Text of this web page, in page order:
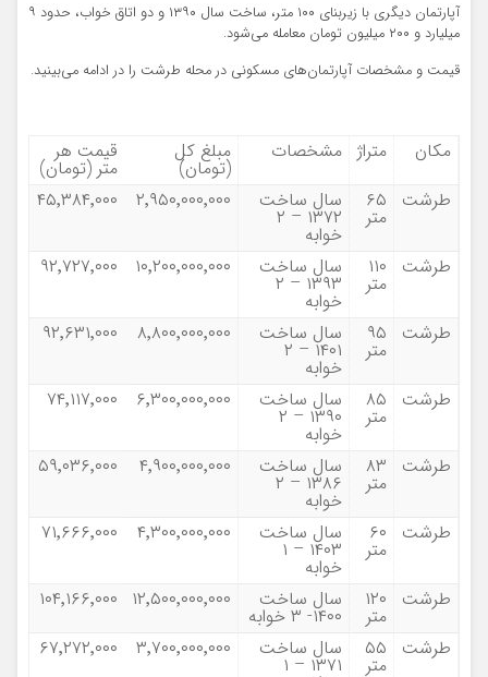
آپارتمان دیگری با زیربنای ۱۰۰ متر، ساخت سال ۱۳۹۰ و دو اتاق خواب، حدود ۹
میلیارد و ۲۰۰ میلیون تومان معامله می‌شود.
قیمت و مشخصات آپارتمان‌های مسکونی در محله طرشت را در ادامه می‌بینید.
مکان متراژ مشخصات مبلغ کل
(تومان)
قیمت هر
متر (تومان)
طرشت
۶۵
متر
سال ساخت
۱۳۷۲ – ۲
خوابه
۲٬۹۵۰٬۰۰۰٬۰۰۰ ۴۵٬۳۸۴٬۰۰۰
طرشت ۱۱۰
متر
سال ساخت
۱۳۹۳ – ۲
خوابه
۱۰٬۲۰۰٬۰۰۰٬۰۰۰ ۹۲٬۷۲۷٬۰۰۰
طرشت ۹۵
متر
سال ساخت
۱۴۰۱ – ۲
خوابه
۸٬۸۰۰٬۰۰۰٬۰۰۰ ۹۲٬۶۳۱٬۰۰۰
طرشت ۸۵
متر
سال ساخت
۱۳۹۰ – ۲
خوابه
۶٬۳۰۰٬۰۰۰٬۰۰۰ ۷۴٬۱۱۷٬۰۰۰
طرشت ۸۳
متر
سال ساخت
۱۳۸۶ – ۲
خوابه
۴٬۹۰۰٬۰۰۰٬۰۰۰ ۵۹٬۰۳۶٬۰۰۰
طرشت ۶۰
متر
سال ساخت
۱۴۰۳ – ۱
خوابه
۴٬۳۰۰٬۰۰۰٬۰۰۰ ۷۱٬۶۶۶٬۰۰۰
طرشت ۱۲۰
متر
سال ساخت
۱۴۰۰- ۳ خوابه
۱۲٬۵۰۰٬۰۰۰٬۰۰۰ ۱۰۴٬۱۶۶٬۰۰۰
طرشت
۵۵
متر
سال ساخت
۱۳۷۱ – ۱
۳٬۷۰۰٬۰۰۰٬۰۰۰ ۶۷٬۲۷۲٬۰۰۰